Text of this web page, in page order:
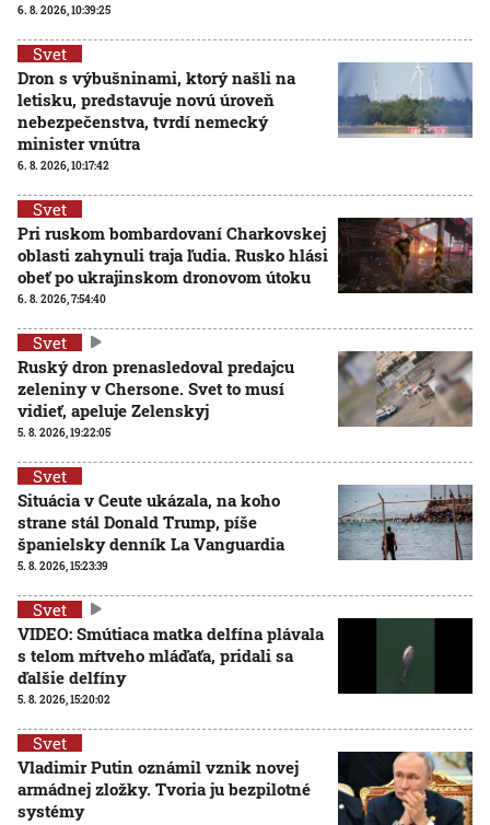
6. 8. 2026, 10:39:25
Svet
Dron s výbušninami, ktorý našli na
letisku, predstavuje novú úroveň
nebezpečenstva, tvrdí nemecký
minister vnútra
6. 8. 2026, 10:17:42
Svet
Pri ruskom bombardovaní Charkovskej
oblasti zahynuli traja ľudia. Rusko hlási
obeť po ukrajinskom dronovom útoku
6. 8. 2026, 7:54:40
Svet
Ruský dron prenasledoval predajcu
zeleniny v Chersone. Svet to musí
vidieť, apeluje Zelenskyj
5. 8. 2026, 19:22:05
Svet
Situácia v Ceute ukázala, na koho
strane stál Donald Trump, píše
španielsky denník La Vanguardia
5. 8. 2026, 15:23:39
Svet
VIDEO: Smútiaca matka delfína plávala
s telom mŕtveho mláďaťa, pridali sa
ďalšie delfíny
5. 8. 2026, 15:20:02
Svet
Vladimir Putin oznámil vznik novej
armádnej zložky. Tvoria ju bezpilotné
systémy